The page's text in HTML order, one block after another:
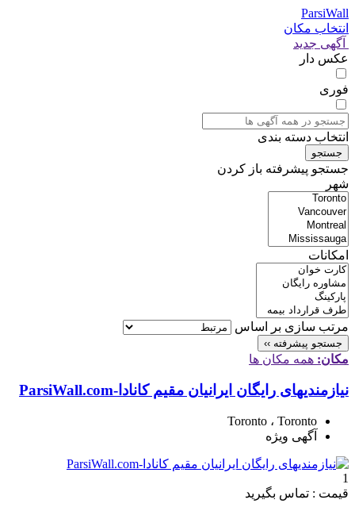
ParsiWall
انتخاب مکان
آگهی جدید
عکس دار
فوری
انتخاب دسته بندی
جستجو
جستجو پیشرفته باز کردن
شهر
امکانات
مرتب سازی بر اساس
جستجو پیشرفته ››
مکان: همه مکان ها
نیازمندیهای رایگان ایرانیان مقیم کانادا-ParsiWall.com
Toronto ، Toronto
آگهی ویژه
1
قیمت : تماس بگیرید